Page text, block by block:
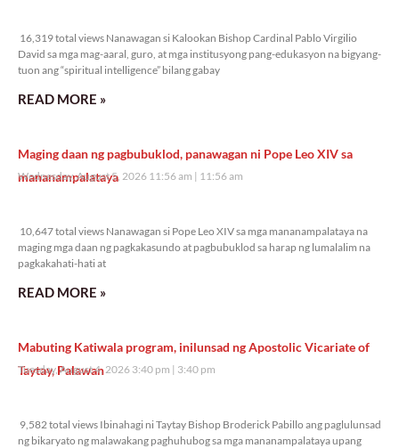
16,319 total views Nanawagan si Kalookan Bishop Cardinal Pablo Virgilio
David sa mga mag-aaral, guro, at mga institusyong pang-edukasyon na bigyang-
tuon ang “spiritual intelligence” bilang gabay
READ MORE »
Maging daan ng pagbubuklod, panawagan ni Pope Leo XIV sa
mananampalataya
Wednesday, August 5, 2026 11:56 am 11:56 am
10,647 total views Nanawagan si Pope Leo XIV sa mga mananampalataya na
maging mga daan ng pagkakasundo at pagbubuklod sa harap ng lumalalim na
pagkakahati-hati at
READ MORE »
Mabuting Katiwala program, inilunsad ng Apostolic Vicariate of
Taytay, Palawan
Tuesday, August 4, 2026 3:40 pm 3:40 pm
9,582 total views Ibinahagi ni Taytay Bishop Broderick Pabillo ang paglulunsad
ng bikaryato ng malawakang paghuhubog sa mga mananampalataya upang